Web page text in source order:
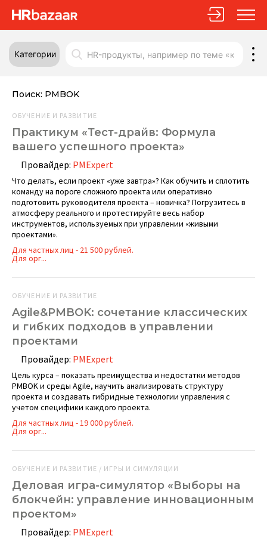
Категории
Поиск: PMBOK
ОБУЧЕНИЕ И РАЗВИТИЕ
Практикум «Тест-драйв: Формула
вашего успешного проекта»
Провайдер: PMExpert
Что делать, если проект «уже завтра»? Как обучить и сплотить
команду на пороге сложного проекта или оперативно
подготовить руководителя проекта – новичка? Погрузитесь в
атмосферу реального и протестируйте весь набор
инструментов, используемых при управлении «живыми
проектами».
Для частных лиц - 21 500 рублей.
Для орг...
ОБУЧЕНИЕ И РАЗВИТИЕ
Agile&PMBOK: сочетание классических
и гибких подходов в управлении
проектами
Провайдер: PMExpert
Цель курса – показать преимущества и недостатки методов
PMBOK и среды Agile, научить анализировать структуру
проекта и создавать гибридные технологии управления с
учетом специфики каждого проекта.
Для частных лиц - 19 000 рублей.
Для орг...
ОБУЧЕНИЕ И РАЗВИТИЕ / ИГРЫ И СИМУЛЯЦИИ
Деловая игра-симулятор «Выборы на
блокчейн: управление инновационным
проектом»
Провайдер: PMExpert